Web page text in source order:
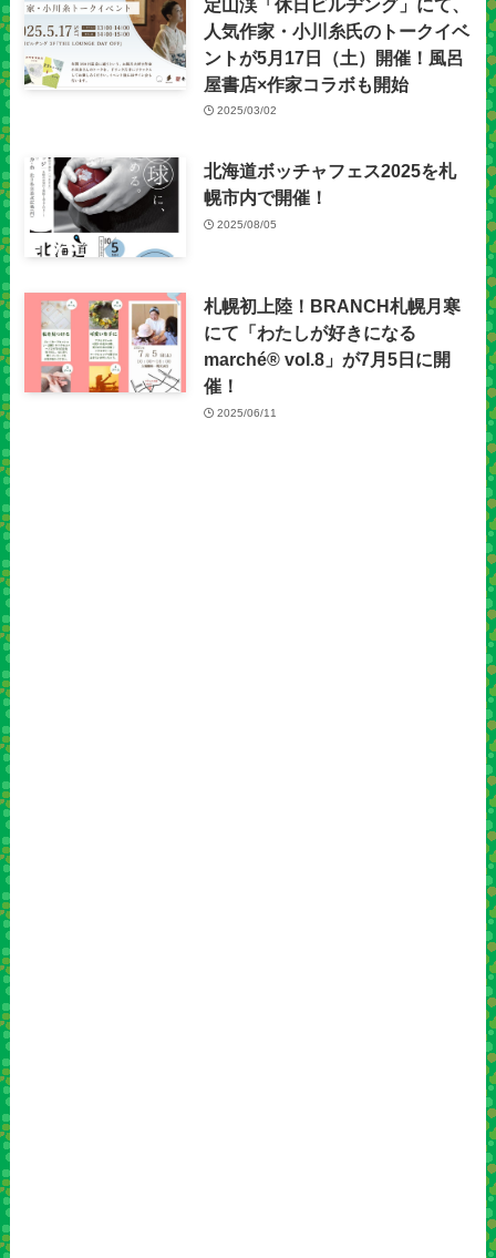
定山渓「休日ビルヂング」にて、
人気作家・小川糸氏のトークイベ
ントが5月17日（土）開催！風呂
屋書店×作家コラボも開始
2025/03/02
北海道ボッチャフェス2025を札
幌市内で開催！
2025/08/05
札幌初上陸！BRANCH札幌月寒
にて「わたしが好きになる
marché® vol.8」が7月5日に開
催！
2025/06/11